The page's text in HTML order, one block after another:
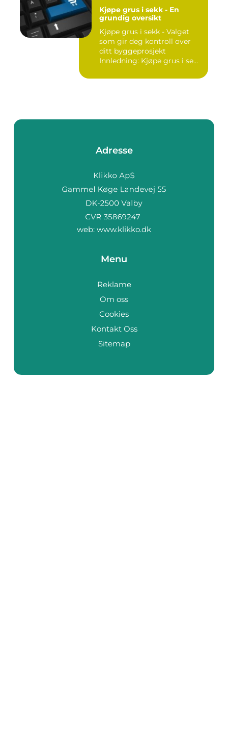
Kjøpe grus i sekk - En
grundig oversikt
Kjøpe grus i sekk - Valget
som gir deg kontroll over
ditt byggeprosjekt
Innledning: Kjøpe grus i se...
Adresse
web: www.klikko.dk
Menu
Reklame
Om oss
Cookies
Kontakt Oss
Sitemap